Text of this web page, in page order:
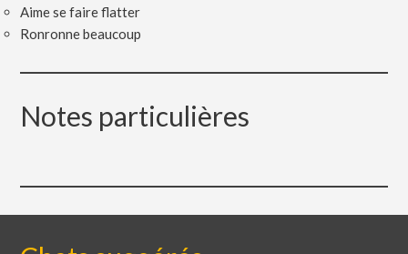
Aime se faire flatter
Ronronne beaucoup
Notes particulières